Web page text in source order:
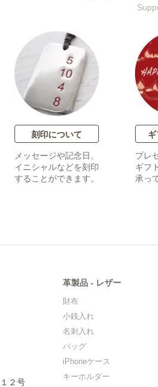
刻印について
メッセージや記念日、
イニシャルなどを刻印
することができます。
プレ
ギフ
承っ
２号
革製品 ‐ レザー
財布
小銭入れ
名刺入れ
バッグ
iPhoneケース
キーホルダー